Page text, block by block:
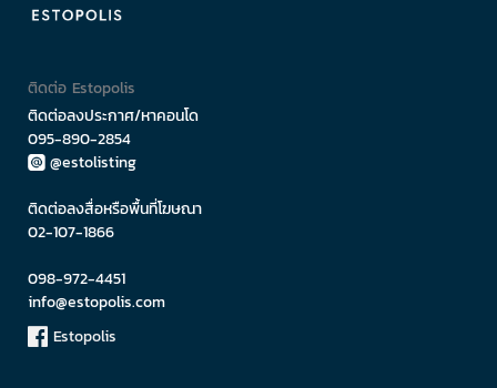
ติดต่อ Estopolis
ติดต่อลงประกาศ/หาคอนโด
095-890-2854
@estolisting
ติดต่อลงสื่อหรือพื้นที่โฆษณา
02-107-1866
098-972-4451
info@estopolis.com
Estopolis